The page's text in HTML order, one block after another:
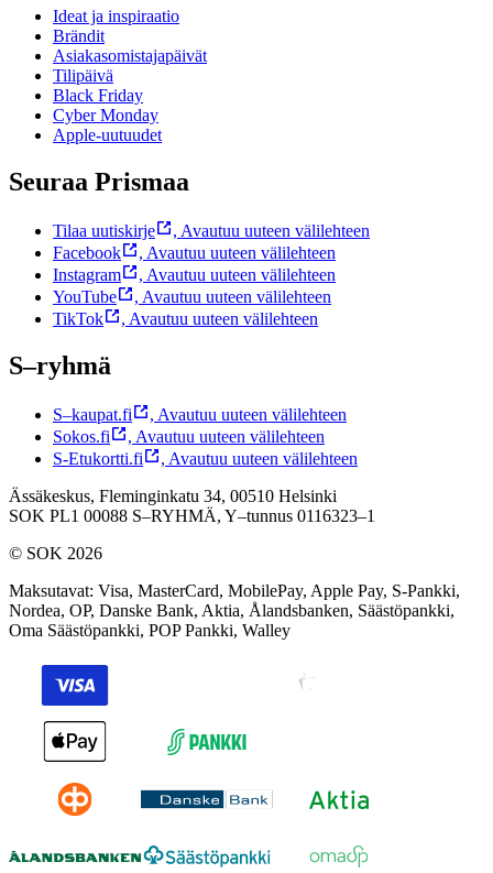
Ideat ja inspiraatio
Brändit
Asiakasomistajapäivät
Tilipäivä
Black Friday
Cyber Monday
Apple-uutuudet
Seuraa Prismaa
Tilaa uutiskirje , Avautuu uuteen välilehteen
Facebook
, Avautuu uuteen välilehteen
Instagram
, Avautuu uuteen välilehteen
YouTube
, Avautuu uuteen välilehteen
TikTok
, Avautuu uuteen välilehteen
S–ryhmä
S–kaupat.fi , Avautuu uuteen välilehteen
Sokos.fi
, Avautuu uuteen välilehteen
S-Etukortti.fi
, Avautuu uuteen välilehteen
Ässäkeskus, Fleminginkatu 34, 00510 Helsinki
SOK PL1 00088 S–RYHMÄ, Y–tunnus 0116323–1
© SOK 2026
Maksutavat: Visa, MasterCard, MobilePay, Apple Pay, S-Pankki,
Nordea, OP, Danske Bank, Aktia, Ålandsbanken, Säästöpankki,
Oma Säästöpankki, POP Pankki, Walley